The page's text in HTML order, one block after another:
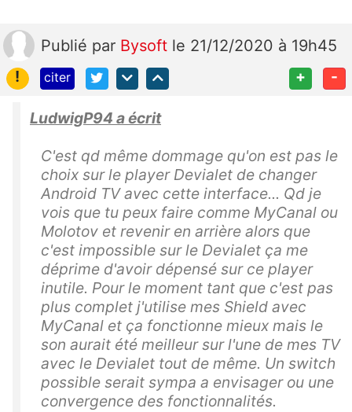
Publié par Bysoft le 21/12/2020 à 19h45
!
citer + -
LudwigP94 a écrit
C'est qd même dommage qu'on est pas le
choix sur le player Devialet de changer
Android TV avec cette interface... Qd je
vois que tu peux faire comme MyCanal ou
Molotov et revenir en arrière alors que
c'est impossible sur le Devialet ça me
déprime d'avoir dépensé sur ce player
inutile. Pour le moment tant que c'est pas
plus complet j'utilise mes Shield avec
MyCanal et ça fonctionne mieux mais le
son aurait été meilleur sur l'une de mes TV
avec le Devialet tout de même. Un switch
possible serait sympa a envisager ou une
convergence des fonctionnalités.